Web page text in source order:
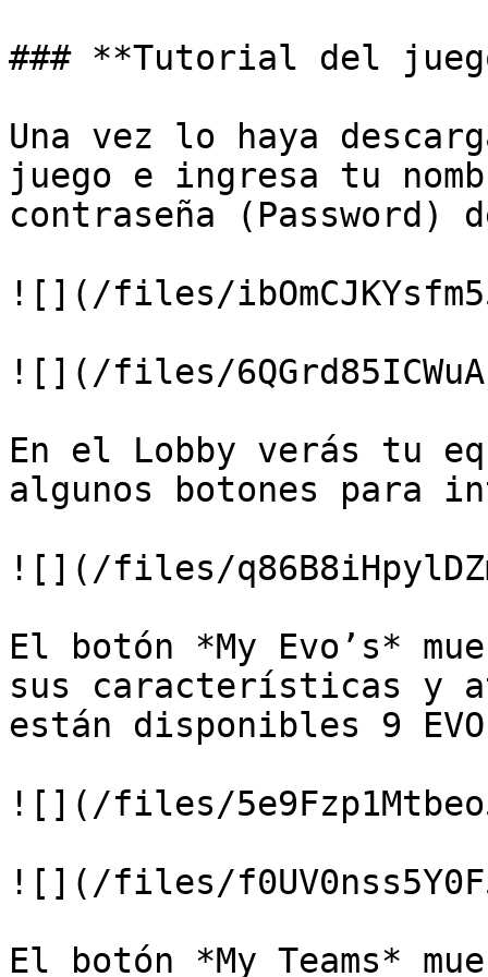
### **Tutorial del
Una vez lo haya
juego e ingresa tu
contraseña (Password)
![](/files/
![](/files/
En el Lobby verás tu
algunos botones para
![](/files/
El botón *My Evo’s*
sus características y
están disponibles 9
![](/files/
![](/files/
El botón *My Teams*